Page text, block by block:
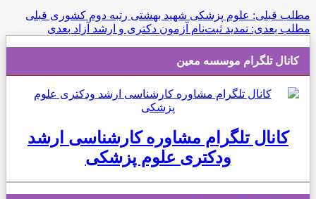
مطلب قبلی: علوم پزشکی شهید بهشتی رتبه دوم کشوری قبلی
مطلب بعدی: تمدید ثبت‌نام آزمون دکتری و ارشد آزاد بعدی
کانال تلگرام موسسه معین
کانال تلگرام مشاوره کارشناسی ارشد
ودکتری علوم پزشکی